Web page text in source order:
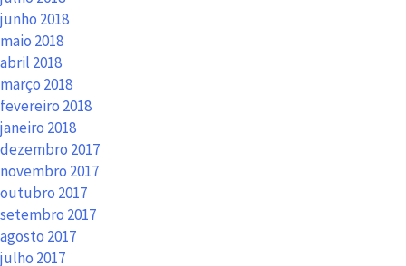
junho 2018
maio 2018
abril 2018
março 2018
fevereiro 2018
janeiro 2018
dezembro 2017
novembro 2017
outubro 2017
setembro 2017
agosto 2017
julho 2017